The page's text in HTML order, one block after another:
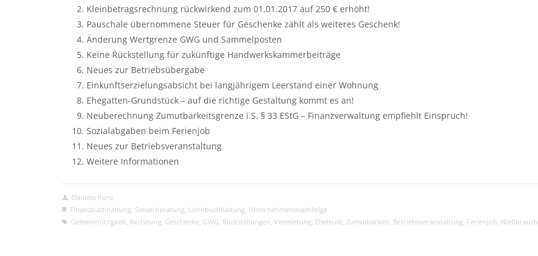
Kleinbetragsrechnung rückwirkend zum 01.01.2017 auf 250 € erhöht!
Pauschale übernommene Steuer für Geschenke zählt als weiteres Geschenk!
Änderung Wertgrenze GWG und Sammelposten
Keine Rückstellung für zukünftige Handwerkskammerbeiträge
Neues zur Betriebsübergabe
Einkunftserzielungsabsicht bei langjährigem Leerstand einer Wohnung
Ehegatten-Grundstück – auf die richtige Gestaltung kommt es an!
Neuberechnung Zumutbarkeitsgrenze i.S. § 33 EStG – Finanzverwaltung empfiehlt Einspruch!
Sozialabgaben beim Ferienjob
Neues zur Betriebsveranstaltung
Weitere Informationen
Daniela Kunz
Finanzbuchhaltung, Steuerberatung, Lohnbuchhaltung, Unternehmensnachfolge
Gemeinnützigkeit, Rechnung, Geschenke, GWG, Rückstellungen, Vermietung, Eheleute, Zumutbarkeit, Betriebsveranstaltung, Ferienjob, Nießbrauch